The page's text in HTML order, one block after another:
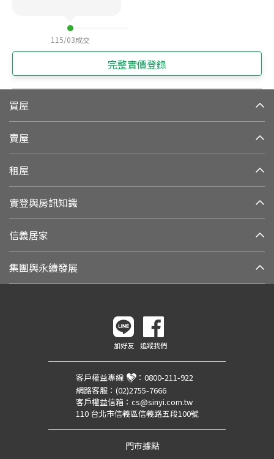
115/03成交
完整實價登錄
買屋
賣屋
租屋
實登與房訊知識
信義居家
集團與永續發展
加好友 追蹤我們
客戶權益專線 ： 0800-211-922
網路客服： (02)2755-7666
客戶權益信箱： cs@sinyi.com.tw
110 台北市信義區信義路五段100號
門市據點